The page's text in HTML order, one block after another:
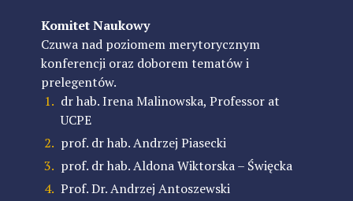
Komitet Naukowy
Czuwa nad poziomem merytorycznym
konferencji oraz doborem tematów i
prelegentów.
dr hab. Irena Malinowska, Professor at
UCPE
prof. dr hab.Andrzej Piasecki
prof. dr hab. Aldona Wiktorska – Święcka
Prof. Dr. Andrzej Antoszewski